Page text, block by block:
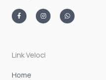
a
c
e
-
f
n
s
t
m
h
a
t
Link Veloci
Home